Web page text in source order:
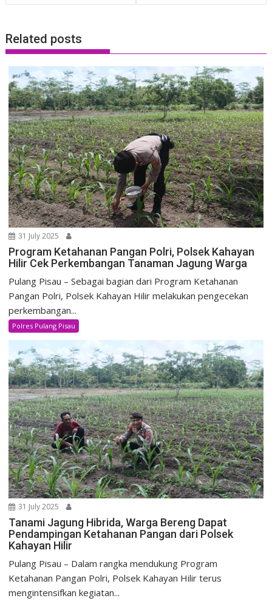
Related posts
31 July 2025
Program Ketahanan Pangan Polri, Polsek Kahayan
Hilir Cek Perkembangan Tanaman Jagung Warga
Pulang Pisau – Sebagai bagian dari Program Ketahanan
Pangan Polri, Polsek Kahayan Hilir melakukan pengecekan
perkembangan...
Polres Pulang Pisau
31 July 2025
Tanami Jagung Hibrida, Warga Bereng Dapat
Pendampingan Ketahanan Pangan dari Polsek
Kahayan Hilir
Pulang Pisau – Dalam rangka mendukung Program
Ketahanan Pangan Polri, Polsek Kahayan Hilir terus
mengintensifkan kegiatan...